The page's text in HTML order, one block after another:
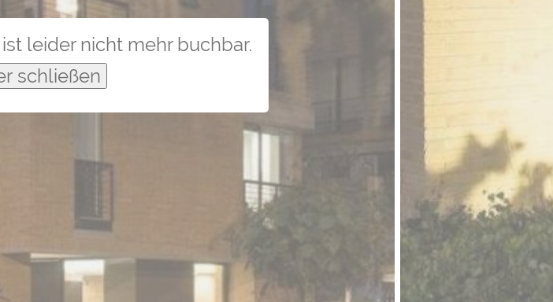
leider nicht mehr buchbar.
schließen